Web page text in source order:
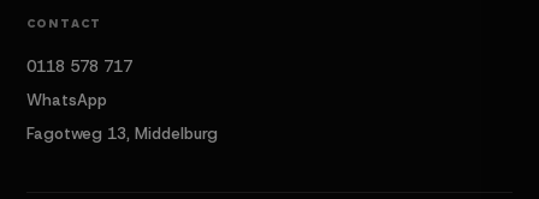
CONTACT
0118 578 717
WhatsApp
Fagotweg 13, Middelburg